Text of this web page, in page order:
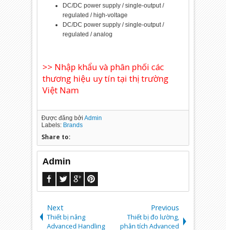
DC/DC power supply / single-output /
regulated / high-voltage
DC/DC power supply / single-output /
regulated / analog
>> Nhập khẩu và phân phối các
thương hiệu uy tín tại thị trường
Việt Nam
Được đăng bởiAdmin
Labels: Brands
Share to:
Admin
Next
Thiết bị nâng
Advanced Handling
Previous
Thiết bị đo lường,
phân tích Advanced